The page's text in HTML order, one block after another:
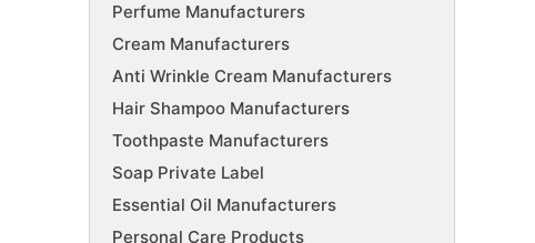
Perfume Manufacturers
Cream Manufacturers
Anti Wrinkle Cream Manufacturers
Hair Shampoo Manufacturers
Toothpaste Manufacturers
Soap Private Label
Essential Oil Manufacturers
Personal Care Products